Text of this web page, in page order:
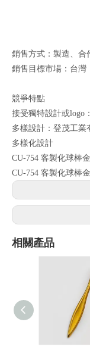
銷售方式：製造、合
銷售目標市場：台灣
競爭特點
接受獨特設計或logo
多樣設計：登茂工業
多樣化設計
CU-754 客製化球棒
CU-754 客製化球棒
相關產品